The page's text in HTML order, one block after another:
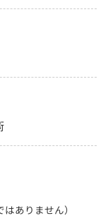
ありません）